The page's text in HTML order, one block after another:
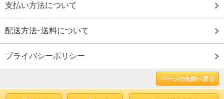
支払い方法について
配送方法･送料について
プライバシーポリシー
ページの先頭へ戻る